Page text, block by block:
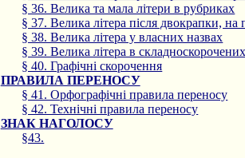
§ 36. Велика та мала літери в рубриках
§ 37. Велика літера після двокрапки,
§ 38. Велика літера у власних назвах
§ 39. Велика літера в
§ 40. Графічні скорочення
ПРАВИЛА ПЕРЕНОСУ
§ 41. Орфографічні правила переносу
§ 42. Технічні правила переносу
ЗНАК НАГОЛОСУ
§43.